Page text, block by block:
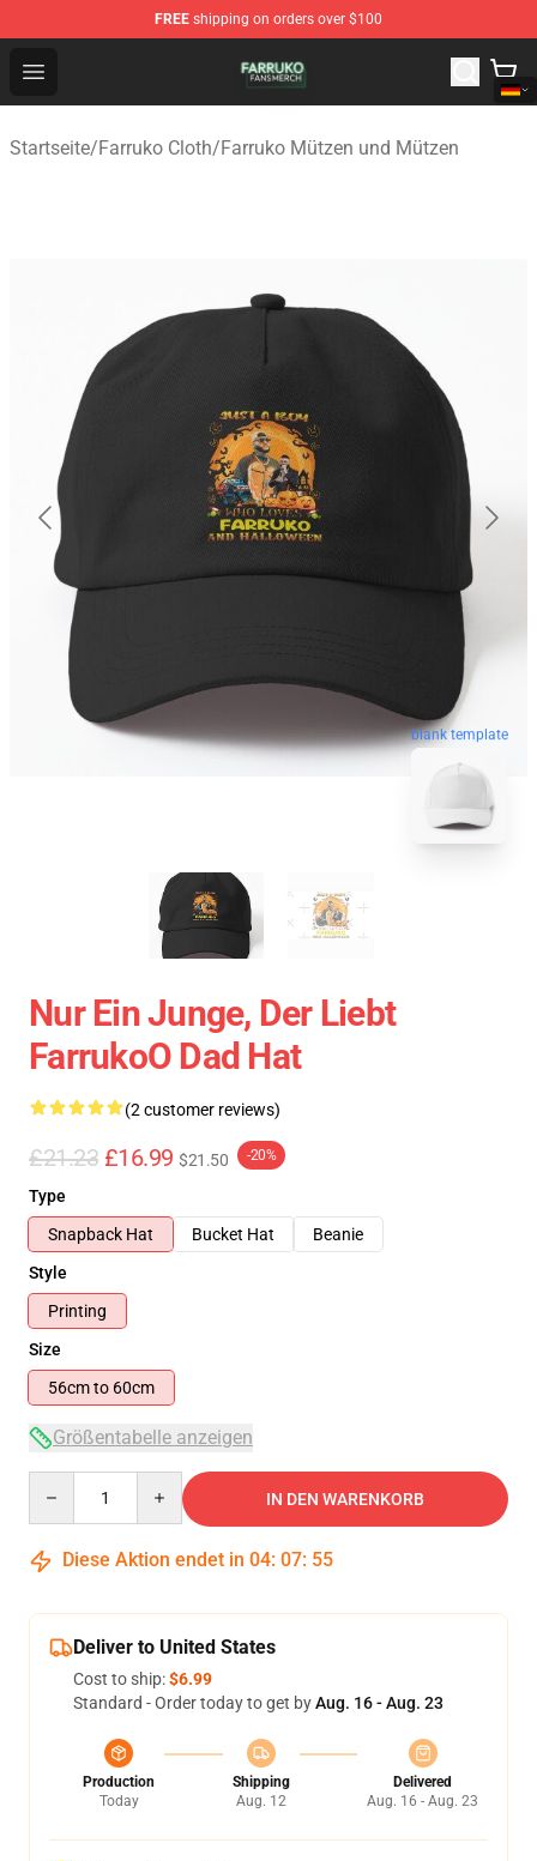
FREE shipping on orders over $100
Open menu
Farruko Shop - Official Farruko Merchandise Store
Startseite/Farruko Cloth/Farruko Mützen und Mützen
blank template
Nur Ein Junge, Der Liebt
FarrukoO Dad Hat
(2 customer reviews)
£21.23 £16.99 $21.50 -20%
Type
Snapback Hat
Bucket Hat
Beanie
Style
Printing
Size
56cm to 60cm
Größentabelle anzeigen
IN DEN WARENKORB
Diese Aktion endet in 04: 07: 55
Deliver to United States
Cost to ship:$6.99
Standard - Order today to get byAug. 16 - Aug. 23
Production
Today
Shipping
Aug. 12
Delivered
Aug. 16 - Aug. 23